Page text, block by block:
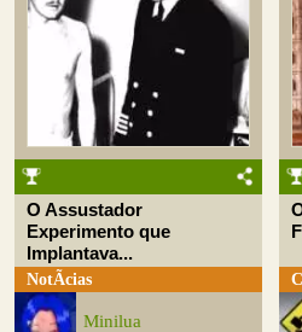
O Assustador
Experimento que
Implantava...
NotÃ­cias
Minilua